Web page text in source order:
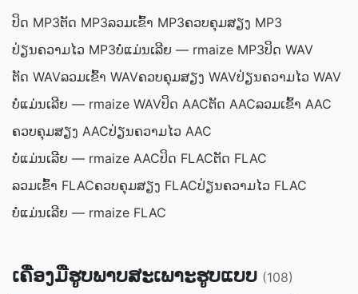
ປິດ MP3ຕັດ MP3ລວມເຂົ້າ MP3ຄວບຄຸມ​ສຽງ MP3
ປ່ຽນ​ຄວາມ​ໄວ MP3ບໍ່​ແມ່ນ​ເລີຍ — rmaize MP3ປິດ WAV
ຕັດ WAVລວມເຂົ້າ WAVຄວບຄຸມ​ສຽງ WAVປ່ຽນ​ຄວາມ​ໄວ WAV
ບໍ່​ແມ່ນ​ເລີຍ — rmaize WAVປິດ AACຕັດ AACລວມເຂົ້າ AAC
ຄວບຄຸມ​ສຽງ AACປ່ຽນ​ຄວາມ​ໄວ AAC
ບໍ່​ແມ່ນ​ເລີຍ — rmaize AACປິດ FLACຕັດ FLAC
ລວມເຂົ້າ FLACຄວບຄຸມ​ສຽງ FLACປ່ຽນ​ຄວາມ​ໄວ FLAC
ບໍ່​ແມ່ນ​ເລີຍ — rmaize FLAC
ເຄື່ອງມືຮູບພາບສະເພາະຮູບແບບ (108)